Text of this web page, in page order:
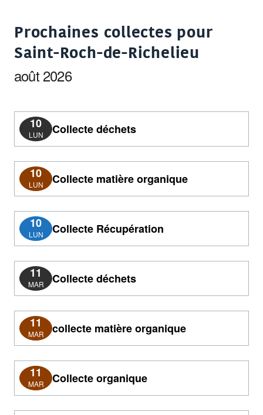
Prochaines collectes pour
Saint-Roch-de-Richelieu
août 2026
10
LUN Collecte déchets
10
LUN Collecte matière organique
10
LUN Collecte Récupération
11
MAR Collecte déchets
11
MAR collecte matière organique
11
MAR Collecte organique